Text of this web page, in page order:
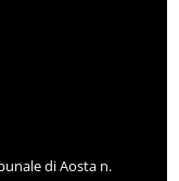
di Aosta n.